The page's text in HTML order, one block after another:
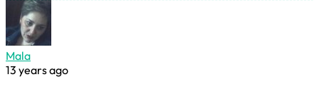
Mala
13 years ago